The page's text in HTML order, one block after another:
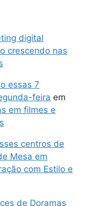
digital
crescendo nas
essas 7
feira em
em filmes e
centros de
Mesa em
com Estilo e
de Doramas